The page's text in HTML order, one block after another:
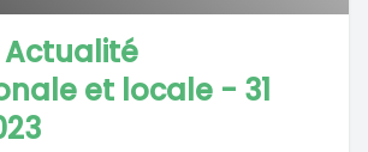
Actualité
et locale - 31